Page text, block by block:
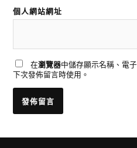
個人網站網址
在瀏覽器中儲存顯示名稱、電
下次發佈留言時使用。